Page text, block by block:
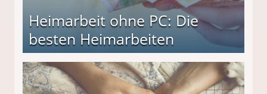
Heimarbeit ohne PC: Die
besten Heimarbeiten